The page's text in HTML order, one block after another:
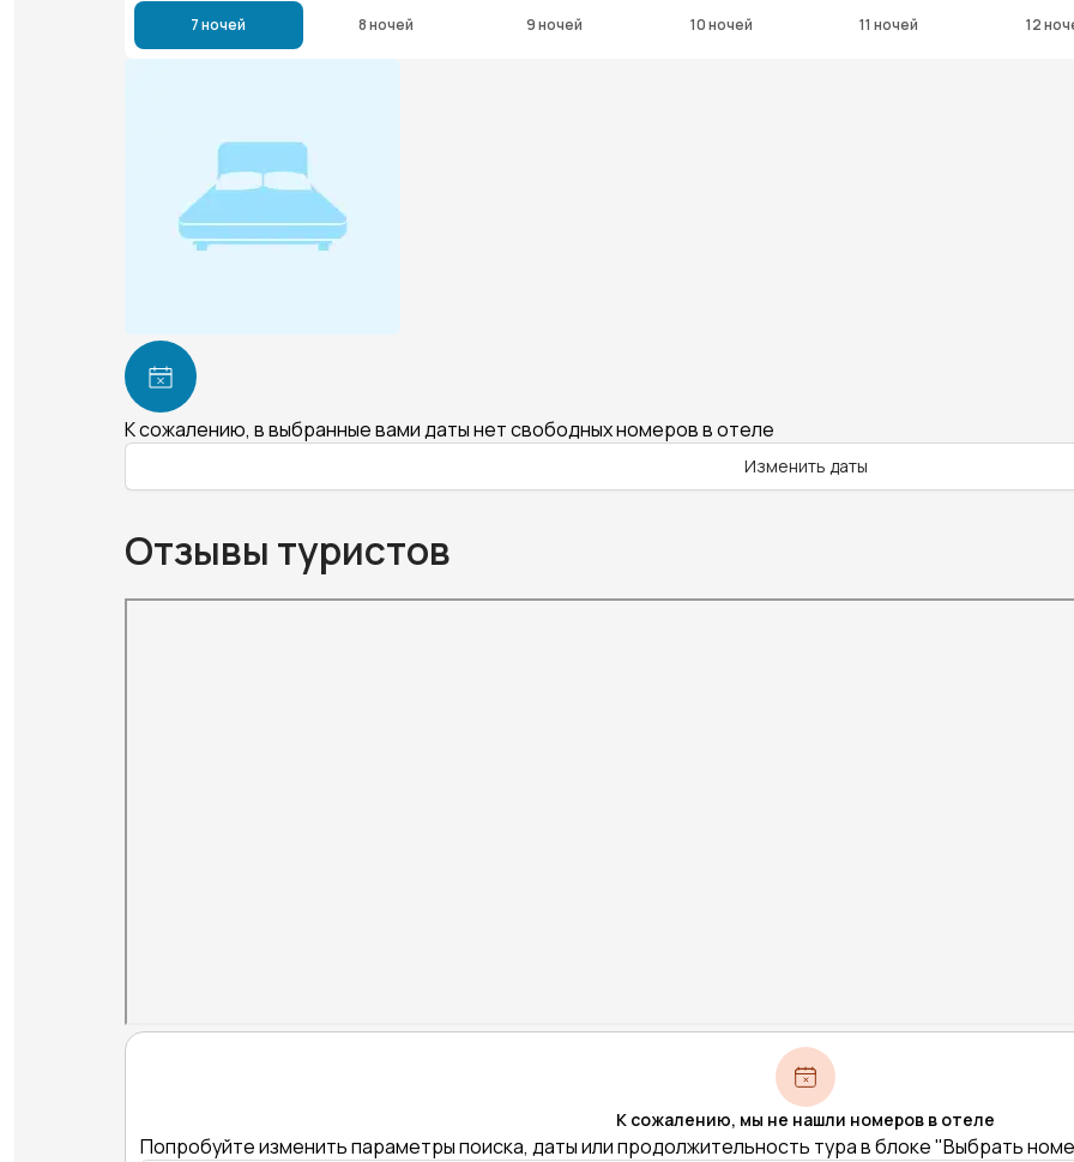
7 ночей 8 ночей 9 ночей 10 ночей 11 ночей 12
К сожалению, в выбранные вами даты нет свободных номеров в отеле
Изменить даты
Отзывы туристов
К сожалению, мы не нашли номеров в отеле
Попробуйте изменить параметры поиска, даты или продолжительность тура в блоке "Выбрать